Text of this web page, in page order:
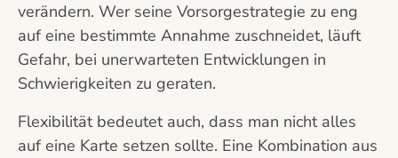
verändern. Wer seine Vorsorgestrategie zu eng
auf eine bestimmte Annahme zuschneidet, läuft
Gefahr, bei unerwarteten Entwicklungen in
Schwierigkeiten zu geraten.
Flexibilität bedeutet auch, dass man nicht alles
auf eine Karte setzen sollte. Eine Kombination aus